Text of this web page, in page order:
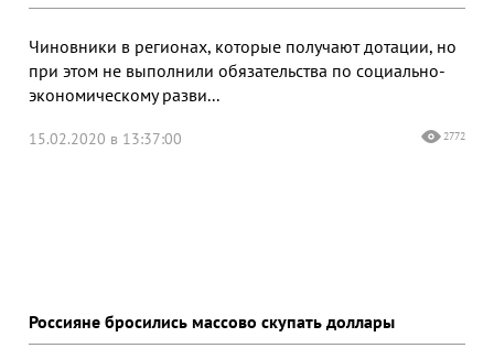
Чиновники в регионах, которые получают дотации, но
при этом не выполнили обязательства по социально-
экономическому разви...
15.02.2020 в 13:37:00 2772
Россияне бросились массово скупать доллары